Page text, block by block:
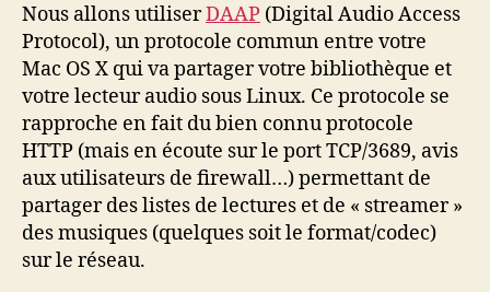
Nous allons utiliserDAAP (Digital Audio Access
Protocol), un protocole commun entre votre
Mac OS X qui va partager votre bibliothèque et
votre lecteur audio sous Linux. Ce protocole se
rapproche en fait du bien connu protocole
HTTP (mais en écoute sur le port TCP/3689, avis
aux utilisateurs de firewall…) permettant de
partager des listes de lectures et de « streamer »
des musiques (quelques soit le format/codec)
sur le réseau.